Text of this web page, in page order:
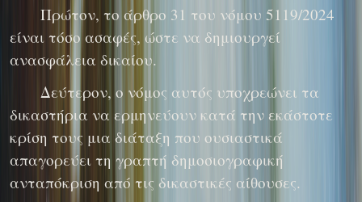
Πρώτον, το άρθρο 31 του νόμου 5119/2024
είναι τόσο ασαφές, ώστε να δημιουργεί
ανασφάλεια δικαίου.
Δεύτερον, ο νόμος αυτός υποχρεώνει τα
δικαστήρια να ερμηνεύουν κατά την εκάστοτε
κρίση τους μια διάταξη που ουσιαστικά
απαγορεύει τη γραπτή δημοσιογραφική
ανταπόκριση από τις δικαστικές αίθουσες.